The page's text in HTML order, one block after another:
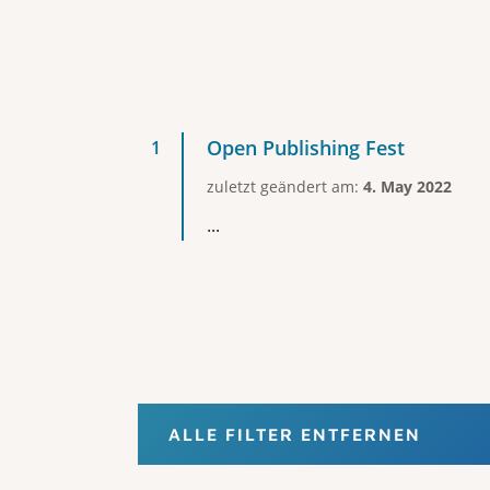
Open Publishing Fest
zuletzt geändert am: 4. May 2022
...
ALLE FILTER ENTFERNEN